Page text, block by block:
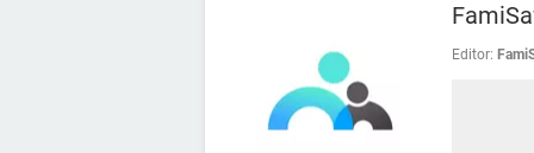
Editor: